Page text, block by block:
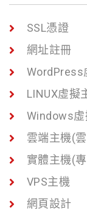
SSL憑證
網址註冊
WordPress
LINUX虛擬
Windows虛
雲端主機(
實體主機(
VPS主機
網頁設計